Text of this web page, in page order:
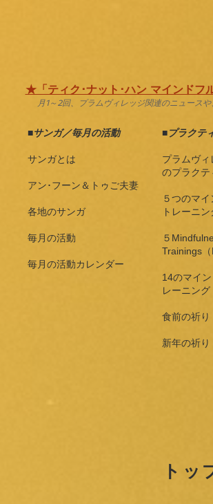
★「ティク･ナット･ハン マインドフ
月1～2回、プラムヴィレッジ関連のニュース
■サンガ／毎月の活動
サンガとは
アン･フーン＆トゥご夫妻
各地のサンガ
毎月の活動
毎月の活動カレンダー
■プラクテ
プラムヴ
のプラクテ
５つのマイ
トレーニン
５
Trainings（
14のマイ
レーニング
食前の祈り
新年の祈り
トッ